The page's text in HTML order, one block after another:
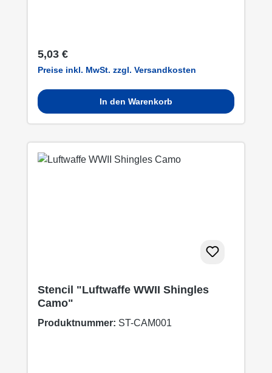
Regulärer Preis:
5,03 €
Preise inkl. MwSt. zzgl. Versandkosten
In den Warenkorb
Stencil "Luftwaffe WWII Shingles
Camo"
Produktnummer: ST-CAM001